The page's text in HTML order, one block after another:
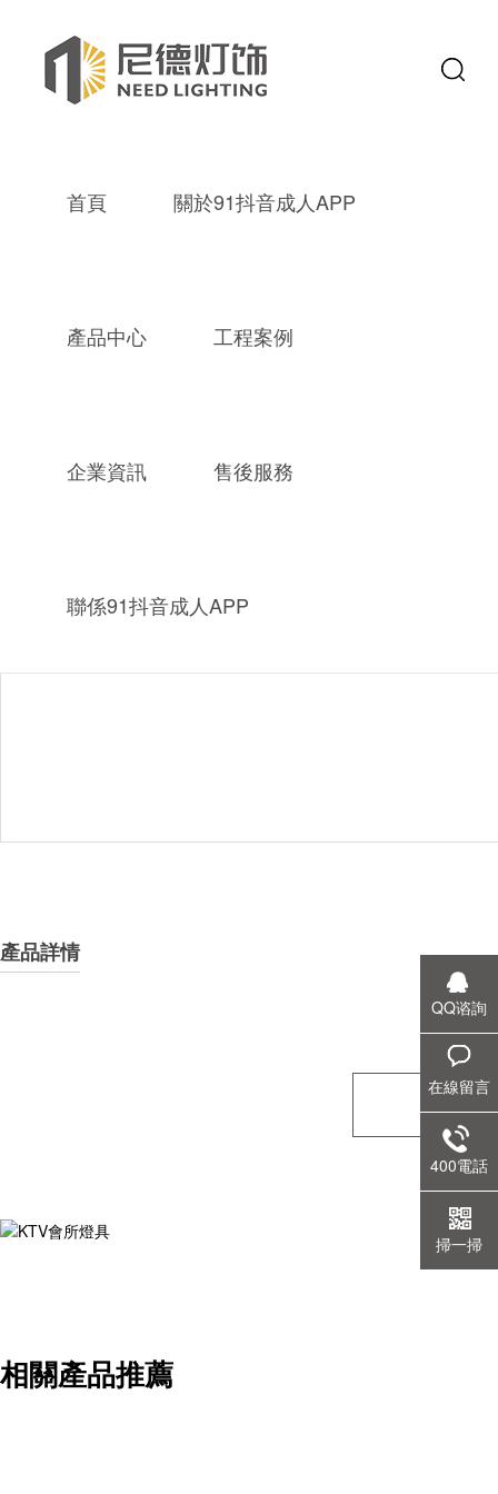
首頁 關於91抖音成人APP
產品中心 工程案例
企業資訊 售後服務
聯係91抖音成人APP
QQ谘詢
在線留言
400電話
掃一掃
產品詳情
相關產品推薦